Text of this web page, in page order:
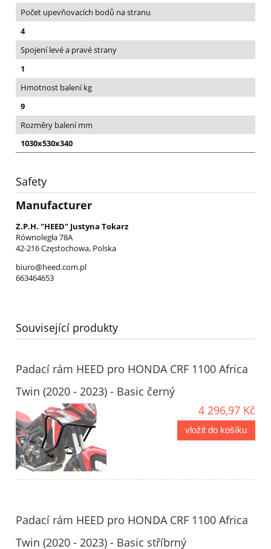
Počet upevňovacích bodů na stranu
4
Spojení levé a pravé strany
1
Hmotnost balení kg
9
Rozměry balení mm
1030x530x340
Safety
Manufacturer
Z.P.H. "HEED" Justyna Tokarz
Równoległa 78A
42-216 Częstochowa, Polska
biuro@heed.com.pl
663464653
Související produkty
Padací rám HEED pro HONDA CRF 1100 Africa
Twin (2020 - 2023) - Basic černý
4 296,97 Kč
vložit do košíku
Padací rám HEED pro HONDA CRF 1100 Africa
Twin (2020 - 2023) - Basic stříbrný